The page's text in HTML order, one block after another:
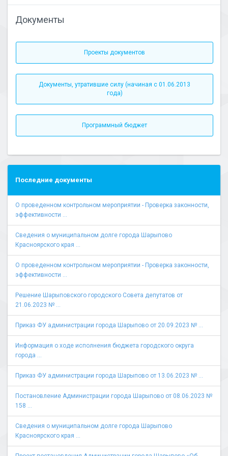
Документы
Проекты документов
Документы, утратившие силу (начиная с 01.06.2013
года)
Программный бюджет
Последние документы
О проведенном контрольном мероприятии - Проверка законности,
эффективности ...
Сведения о муниципальном долге города Шарыпово
Красноярского края ...
О проведенном контрольном мероприятии - Проверка законности,
эффективности ...
Решение Шарыповского городского Совета депутатов от
21.06.2023 № ...
Приказ ФУ администрации города Шарыпово от 20.09.2023 № ...
Информация о ходе исполнения бюджета городского округа
города ...
Приказ ФУ администрации города Шарыпово от 13.06.2023 № ...
Постановление Администрации города Шарыпово от 08.06.2023 №
158 ...
Сведения о муниципальном долге города Шарыпово
Красноярского края ...